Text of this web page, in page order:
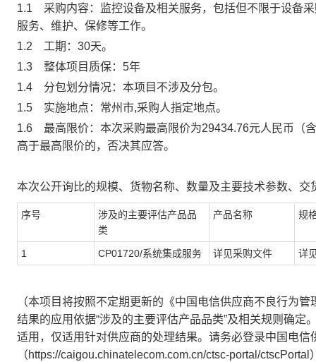
1.1 采购内容： 监控设备及相关服务，包括但不限于设备
服务、维护、保修等工作。
1.2 工期： 30天。
1.3 整体项目质保： 5年
1.4 分包划分情况：本项目不涉及分包。
1.5 实施地点：常州市,采购人指定地点。
1.6 最高限价：本次采购最高限价为29434.76元人民币（
高于最高限价的，否决其应答。
本次公开询比的规模、货物名称、数量及主要技术参数、交
序号
涉及的主要评估产品品
类
产品名称 规
1 CP01720/系统集成服务 详见采购文件 详
（本项目将按照不定期更新的《中国电信供应商不良行为
结果的应用依据“涉及的主要评估产品品类”及相关规则确
适用，仅适用针对供应商的处理结果。请务必登录中国电信
（https://caigou.chinatelecom.com.cn/ctsc-portal/ctscPortal